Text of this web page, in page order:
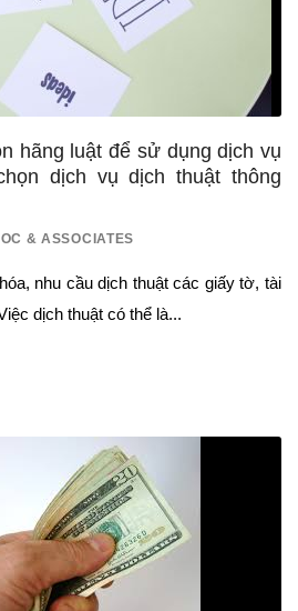
hãng luật để sử dụng dịch vụ
dịch vụ dịch thuật thông
& ASSOCIATES
nhu cầu dịch thuật các giấy tờ, tài
dịch thuật có thể là...